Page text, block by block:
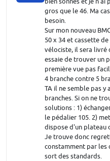
gros que le 46. Ma
besoin.
Sur mon nouveau
50 x 34 et cassette
vélociste, il sera livré
essaie de trouver un
première vue pas
4 branche contre 5
TA il ne semble pas y
branches. Si on ne
solutions : 1)
le pédalier 105. 2)
dispose d'un plateau
Je trouve donc
constamment par les
sort des standards.